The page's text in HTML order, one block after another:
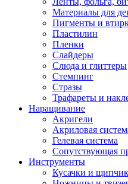
Материалы для
Пигменты и
Пластилин
Пленки
Слайдеры
Слюда и глиттеры
Стемпинг
Стразы
Трафареты и
Наращивание
Акригели
Акриловая
Гелевая система
Сопутствующая
Инструменты
Кусачки и